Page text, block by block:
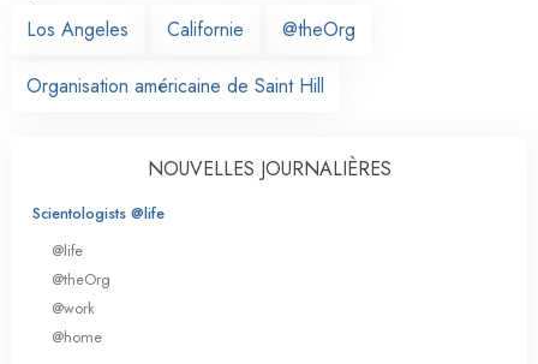
Los Angeles
Californie @theOrg
Organisation américaine de Saint Hill
NOUVELLES JOURNALIÈRES
Scientologists @life
@life
@theOrg
@work
@home